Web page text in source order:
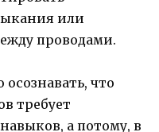
или
проводами.
что
требует
а потому, в